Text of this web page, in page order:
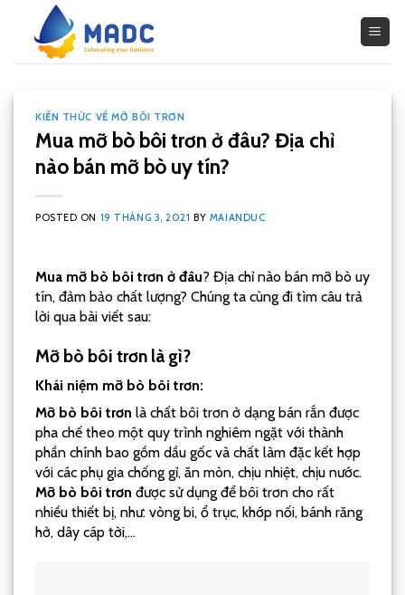
content
KIẾN THỨC VỀ MỠ BÔI TRƠN
Mua mỡ bò bôi trơn ở đâu? Địa chỉ
nào bán mỡ bò uy tín?
POSTED ON 19 THÁNG 3, 2021 BY MAIANDUC
Mua mỡ bò bôi trơn ở đâu? Địa chỉ nào bán mỡ bò uy
tín, đảm bảo chất lượng? Chúng ta cùng đi tìm câu trả
lời qua bài viết sau:
Mỡ bò bôi trơn là gì?
Khái niệm mỡ bò bôi trơn:
Mỡ bò bôi trơn là chất bôi trơn ở dạng bán rắn được
pha chế theo một quy trình nghiêm ngặt với thành
phần chính bao gồm dầu gốc và chất làm đặc kết hợp
với các phụ gia chống gỉ, ăn mòn, chịu nhiệt, chịu nước.
Mỡ bò bôi trơn được sử dụng để bôi trơn cho rất
nhiều thiết bị, như: vòng bi, ổ trục, khớp nối, bánh răng
hở, dây cáp tời,…